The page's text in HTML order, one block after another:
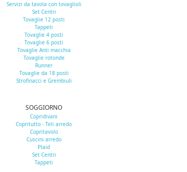
Servizi da tavola con tovaglioli
Set Centri
Tovaglie 12 posti
Tappeti
Tovaglie 4 posti
Tovaglie 6 posti
Tovaglie Anti macchia
Tovaglie rotonde
Runner
Tovaglie da 18 posti
Strofinacci e Grembiuli
SOGGIORNO
Copridivani
Copritutto - Teli arredo
Copritavolo
Cuscini arredo
Plaid
Set Centri
Tappeti